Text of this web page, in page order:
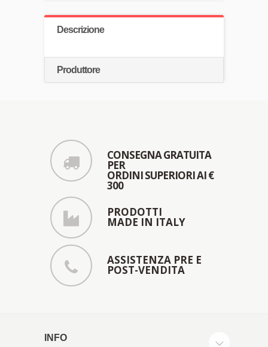
Descrizione
Produttore
CONSEGNA GRATUITA
PER
ORDINI SUPERIORI AI €
300
PRODOTTI
MADE IN ITALY
ASSISTENZA PRE E
POST-VENDITA
INFO